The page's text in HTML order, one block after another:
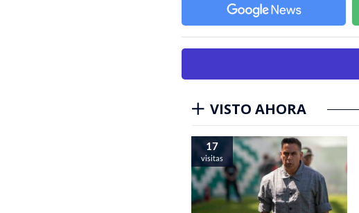
VISTO AHORA
17
visitas